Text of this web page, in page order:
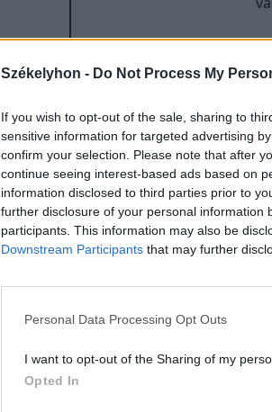
Székelyhon - Do Not Process My
If you wish to opt-out of the sale, sharing to
sensitive information for targeted advertising
confirm your selection. Please note that after
continue seeing interest-based ads based on
information disclosed to third parties prior to
further disclosure of your personal information
participants. This information may also be
Downstream Participants that may further
Personal Data Processing Opt Outs
I want to opt-out of the Sharing of my
Opted In
E-mail-cím
Jelszó
Elfelejtette a jelszavát?